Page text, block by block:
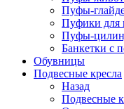
Пуфы-
Пуфики для
Пуфы-
Банкетки с
Обувницы
Подвесные кресла
Назад
Подвесные